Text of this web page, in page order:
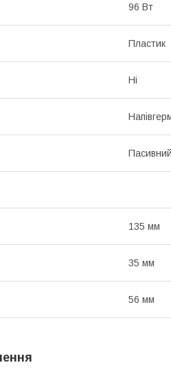
96 Вт
Пластик
Ні
Пасивний
135 мм
35 мм
56 мм